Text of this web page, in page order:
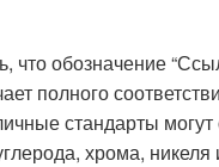
что обозначение
полного
стандарты могут
хрома, никеля